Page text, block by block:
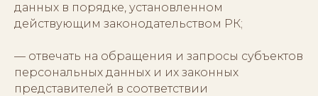
данных в порядке, установленном
действующим законодательством РК;
— отвечать на обращения и запросы субъектов
персональных данных и их законных
представителей в соответствии